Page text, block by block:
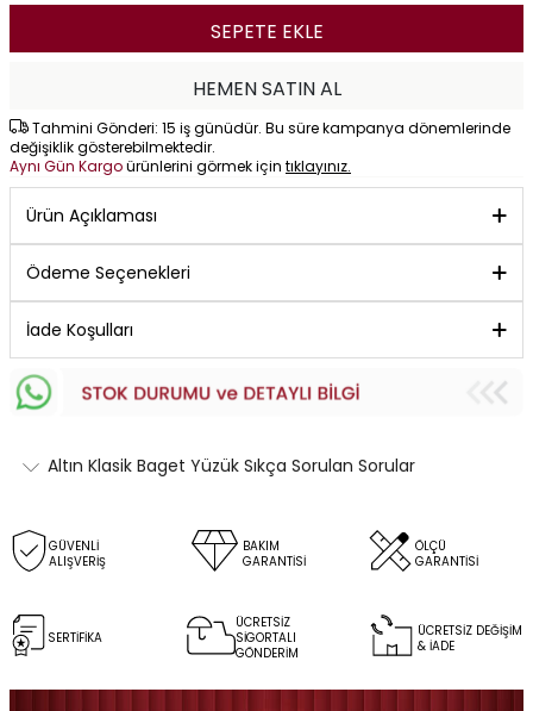
SEPETE EKLE
HEMEN SATIN AL
Tahmini Gönderi: 15 iş günüdür. Bu süre kampanya dönemlerinde
değişiklik gösterebilmektedir.
Aynı Gün Kargoürünlerini görmek için tıklayınız.
Ürün Açıklaması
Ödeme Seçenekleri
İade Koşulları
Altın Klasik Baget Yüzük Sıkça Sorulan Sorular
GÜVENLİ
ALIŞVERİŞ
BAKIM
GARANTİSİ
ÖLÇÜ
GARANTİSİ
SERTİFİKA
ÜCRETSİZ
SİGORTALI
GÖNDERİM
ÜCRETSİZ DEĞİŞİM
& İADE